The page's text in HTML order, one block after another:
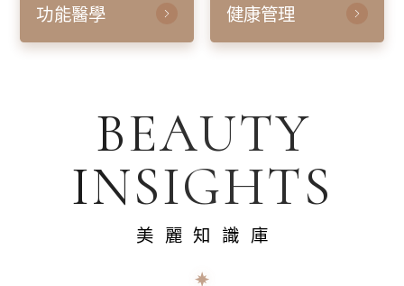
功能醫學 健康管理
BEAUTY
INSIGHTS
美麗知識庫